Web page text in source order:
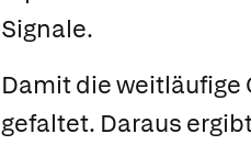
Signale.
Damit die
gefaltet. Daraus